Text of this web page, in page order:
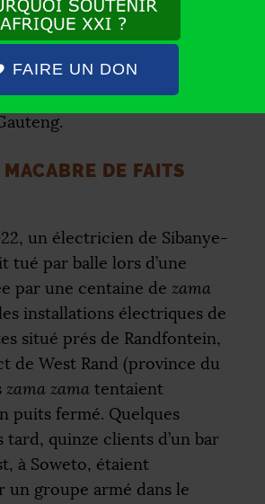
» à celle de la politique : leur
un enjeu de«sécurité
les propos de David
Premier ministre de la
DE FAITS
un électricien de Sibanye-
tué par balle lors d’une
par une centaine de zama
installations électriques de
situé prés de Randfontein,
de West Rand (province du
zama zama tentaient
puits fermé. Quelques
tard, quinze clients d’un bar
à Soweto, étaient
un groupe armé dans le
FAIRE UN DON